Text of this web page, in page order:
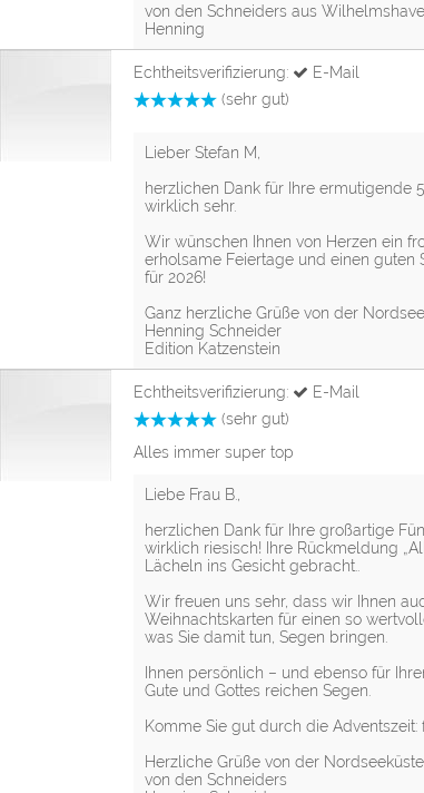
von den Schneiders aus
Henning
(sehr gut)
Echtheitsverifizierung: E-Mail
Lieber Stefan M,
herzlichen Dank für Ihre ermutigende
wirklich sehr.
Wir wünschen Ihnen von Herzen ein
erholsame Feiertage und einen guten
für 2026!
Ganz herzliche Grüße von der
Henning Schneider
Edition Katzenstein
(sehr gut)
Echtheitsverifizierung: E-Mail
Alles immer super top
Liebe Frau B.,
herzlichen Dank für Ihre großartige
wirklich riesisch! Ihre Rückmeldung
Lächeln ins Gesicht gebracht..
Wir freuen uns sehr, dass wir Ihnen
Weihnachtskarten für einen so
was Sie damit tun, Segen bringen.
Ihnen persönlich – und ebenso für
Gute und Gottes reichen Segen.
Komme Sie gut durch die
Herzliche Grüße von der Nordseeküste
von den Schneiders